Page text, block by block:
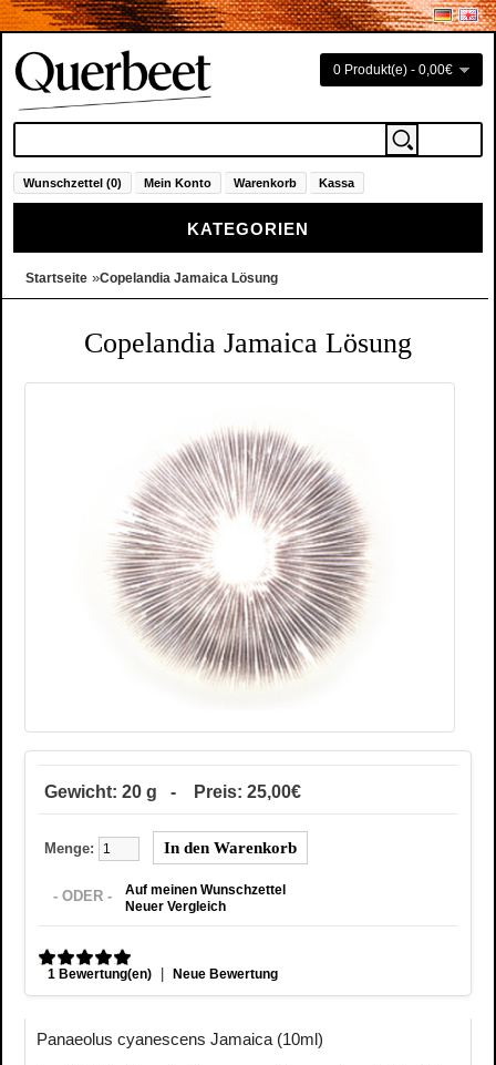
0 Produkt(e) - 0,00€
Wunschzettel (0) Mein Konto Warenkorb Kassa
KATEGORIEN
Startseite »Copelandia Jamaica Lösung
Copelandia Jamaica Lösung
Gewicht: 20 g - Preis: 25,00€
Menge:
- ODER -
Auf meinen Wunschzettel
Neuer Vergleich
1 Bewertung(en) | Neue Bewertung
Panaeolus cyanescens Jamaica (10ml)